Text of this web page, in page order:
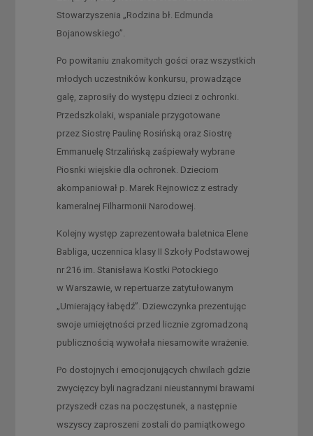
Stowarzyszenia „Rodzina bł. Edmunda
Bojanowskiego”.
Po powitaniu znakomitych gości oraz wszystkich
młodych uczestników konkursu, prowadzące
galę, zaprosiły do występu dzieci z ochronki.
Przedszkolaki, wspaniale przygotowane
przez Siostrę Paulinę Rosińską oraz Siostrę
Emmanuelę Strzalińską zaśpiewały wybrane
Piosnki wiejskie dla ochronek. Dzieciom
akompaniował p. Marek Rejnowicz z estrady
kameralnej Filharmonii Narodowej.
Kolejny występ zaprezentowała baletnica Elene
Babliga, uczennica klasy II Szkoły Podstawowej
nr 216 im. Stanisława Kostki Potockiego
w Warszawie, w repertuarze zatytułowanym
„Umierający łabędź”. Dziewczynka prezentując
swoje umiejętności przed licznie zgromadzoną
publicznością wywołała niesamowite wrażenie.
Po dostojnych i emocjonujących chwilach gdzie
zwycięzcy byli nagradzani nieustannymi brawami
przyszedł czas na poczęstunek, a następnie
wszyscy zaproszeni zostali do pamiątkowego